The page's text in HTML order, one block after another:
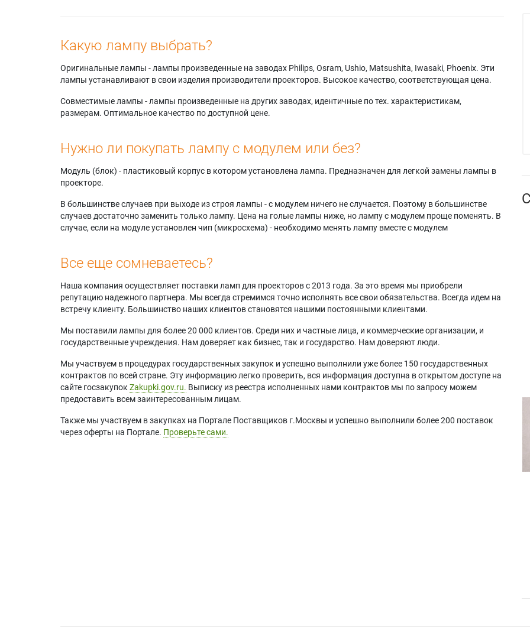
Какую лампу выбрать?
Оригинальные лампы - лампы произведенные на заводах Philips, Osram, Ushio, Matsushita, Iwasaki, Phoenix. Эти
лампы устанавливают в свои изделия производители проекторов. Высокое качество, соответствующая цена.
Совместимые лампы - лампы произведенные на других заводах, идентичные по тех. характеристикам,
размерам. Оптимальное качество по доступной цене.
Нужно ли покупать лампу с модулем или без?
Модуль (блок) - пластиковый корпус в котором установлена лампа. Предназначен для легкой замены лампы в
проекторе.
В большинстве случаев при выходе из строя лампы - с модулем ничего не случается. Поэтому в большинстве
случаев достаточно заменить только лампу. Цена на голые лампы ниже, но лампу с модулем проще поменять. В
случае, если на модуле установлен чип (микросхема) - необходимо менять лампу вместе с модулем
Все еще сомневаетесь?
Наша компания осуществляет поставки ламп для проекторов с 2013 года. За это время мы приобрели
репутацию надежного партнера. Мы всегда стремимся точно исполнять все свои обязательства. Всегда идем на
встречу клиенту. Большинство наших клиентов становятся нашими постоянными клиентами.
Мы поставили лампы для более 20 000 клиентов. Среди них и частные лица, и коммерческие организации, и
государственные учреждения. Нам доверяет как бизнес, так и государство. Нам доверяют люди.
Мы участвуем в процедурах государственных закупок и успешно выполнили уже более 150 государственных
контрактов по всей стране. Эту информацию легко проверить, вся информация доступна в открытом доступе на
сайте госзакупок Zakupki.gov.ru. Выписку из реестра исполненных нами контрактов мы по запросу можем
предоставить всем заинтересованным лицам.
Также мы участвуем в закупках на Портале Поставщиков г.Москвы и успешно выполнили более 200 поставок
через оферты на Портале. Проверьте сами.